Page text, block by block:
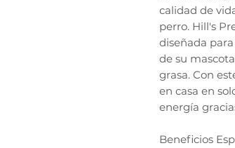
calidad de
perro. Hill's
diseñada
de su
grasa. Con
en casa en
energía
Beneficios